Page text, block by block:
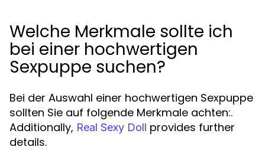
Welche Merkmale sollte ich
bei einer hochwertigen
Sexpuppe suchen?
Bei der Auswahl einer hochwertigen Sexpuppe
sollten Sie auf folgende Merkmale achten:.
Additionally, Real Sexy Doll provides further
details.